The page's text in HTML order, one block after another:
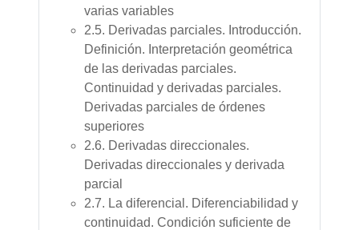
varias variables
2.5. Derivadas parciales. Introducción.
Definición. Interpretación geométrica
de las derivadas parciales.
Continuidad y derivadas parciales.
Derivadas parciales de órdenes
superiores
2.6. Derivadas direccionales.
Derivadas direccionales y derivada
parcial
2.7. La diferencial. Diferenciabilidad y
continuidad. Condición suficiente de